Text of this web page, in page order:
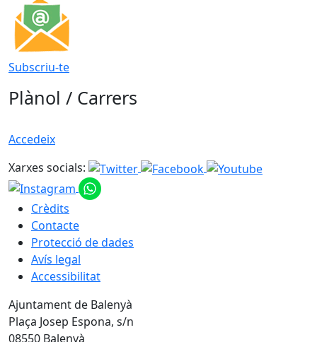
Subscriu-te
Plànol / Carrers
Accedeix
Xarxes socials:
Crèdits
Contacte
Protecció de dades
Avís legal
Accessibilitat
Ajuntament de Balenyà
Plaça Josep Espona, s/n
08550 Balenyà